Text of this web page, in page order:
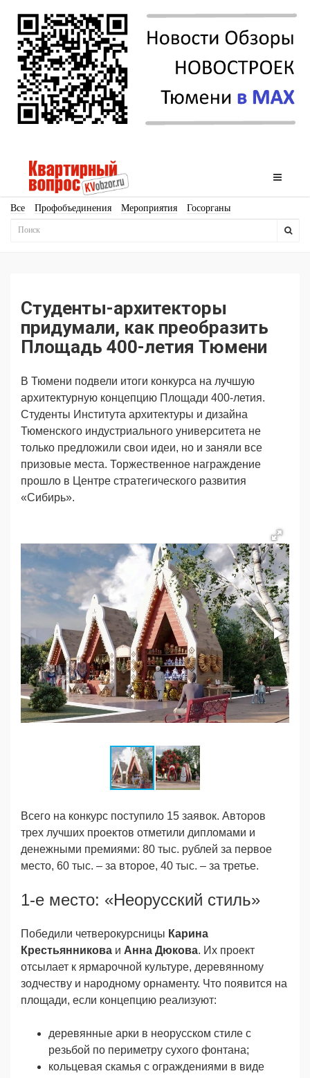
Все Профобъединения Мероприятия Госорганы
Новостройки
Продвижение Поздравляем
Ещё
Студенты-архитекторы
придумали, как преобразить
Площадь 400-летия Тюмени
В Тюмени подвели итоги конкурса на лучшую
архитектурную концепцию Площади 400-летия.
Студенты Института архитектуры и дизайна
Тюменского индустриального университета не
только предложили свои идеи, но и заняли все
призовые места. Торжественное награждение
прошло в Центре стратегического развития
«Сибирь».
Всего на конкурс поступило 15 заявок. Авторов
трех лучших проектов отметили дипломами и
денежными премиями: 80 тыс. рублей за первое
место, 60 тыс. – за второе, 40 тыс. – за третье.
1-е место: «Неорусский стиль»
Победили четверокурсницы Карина
Крестьянникова и Анна Дюкова. Их проект
отсылает к ярмарочной культуре, деревянному
зодчеству и народному орнаменту. Что появится на
площади, если концепцию реализуют:
деревянные арки в неорусском стиле с
резьбой по периметру сухого фонтана;
кольцевая скамья с ограждениями в виде